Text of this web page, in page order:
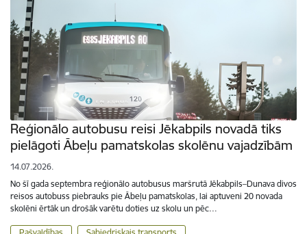
Reģionālo autobusu reisi Jēkabpils novadā tiks
pielāgoti Ābeļu pamatskolas skolēnu vajadzībām
14.07.2026.
No šī gada septembra reģionālo autobusus maršrutā Jēkabpils–Dunava divos
reisos autobuss piebrauks pie Ābeļu pamatskolas, lai aptuveni 20 novada
skolēni ērtāk un drošāk varētu doties uz skolu un pēc…